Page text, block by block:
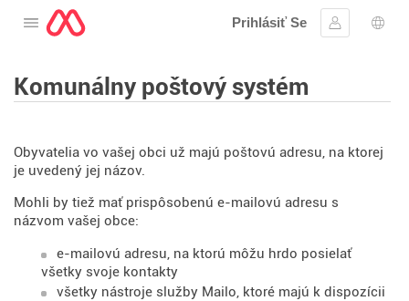
Otvorte menu
Prihlásiť Se
Prihlásiť sa
Komunálny poštový systém
Obyvatelia vo vašej obci už majú poštovú adresu, na ktorej
je uvedený jej názov.
Mohli by tiež mať prispôsobenú e-mailovú adresu s
názvom vašej obce:
e-mailovú adresu, na ktorú môžu hrdo posielať
všetky svoje kontakty
všetky nástroje služby Mailo, ktoré majú k dispozícii